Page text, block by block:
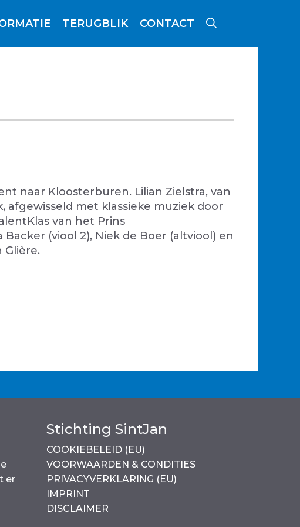
TERUGBLIK CONTACT
naar Kloosterburen. Lilian Zielstra, van
afgewisseld met klassieke muziek door
van het Prins
(viool 2), Niek de Boer (altviool) en
Glière.
er
Stichting SintJan
COOKIEBELEID (EU)
VOORWAARDEN & CONDITIES
PRIVACYVERKLARING (EU)
IMPRINT
DISCLAIMER